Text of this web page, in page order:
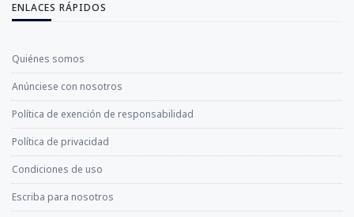
ENLACES RÁPIDOS
Quiénes somos
Anúnciese con nosotros
Política de exención de responsabilidad
Política de privacidad
Condiciones de uso
Escriba para nosotros